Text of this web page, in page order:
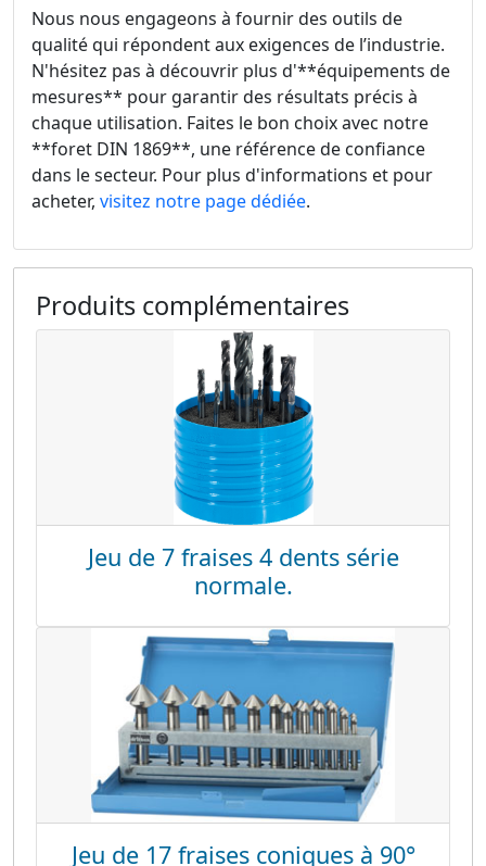
Nous nous engageons à fournir des outils de
qualité qui répondent aux exigences de l’industrie.
N'hésitez pas à découvrir plus d'**équipements de
mesures** pour garantir des résultats précis à
chaque utilisation. Faites le bon choix avec notre
**foret DIN 1869**, une référence de confiance
dans le secteur. Pour plus d'informations et pour
acheter, visitez notre page dédiée.
Produits complémentaires
Jeu de 7 fraises 4 dents série
normale.
Jeu de 17 fraises coniques à 90°